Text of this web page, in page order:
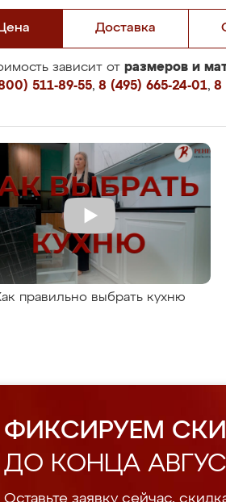
Доставка
зависит от размеров и
511-89-55, 8 (495) 665-24-01, 8
правильно выбрать кухню
ФИКСИРУЕМ
ДО КОНЦА
Оставьте заявку сейчас,